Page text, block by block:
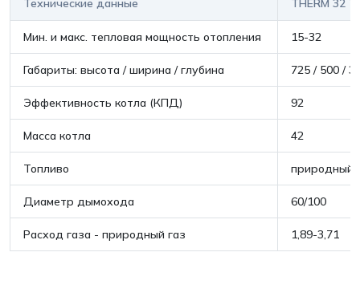
32 TCLN.A - с принудительным дымоудалением.
Закрытая камера сгорания.
Технические данные THERM 32
Мин. и макс. тепловая мощность отопления 15-32
Габариты: высота / ширина / глубина 725 / 500 /
Эффективность котла (КПД) 92
Масса котла 42
Топливо природный
Диаметр дымохода 60/100
Расход газа - природный газ 1,89-3,71